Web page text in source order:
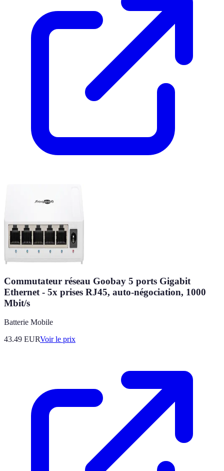
Commutateur réseau Goobay 5 ports Gigabit
Ethernet - 5x prises RJ45, auto-négociation, 1000
Mbit/s
Batterie Mobile
43.49 EURVoir le prix